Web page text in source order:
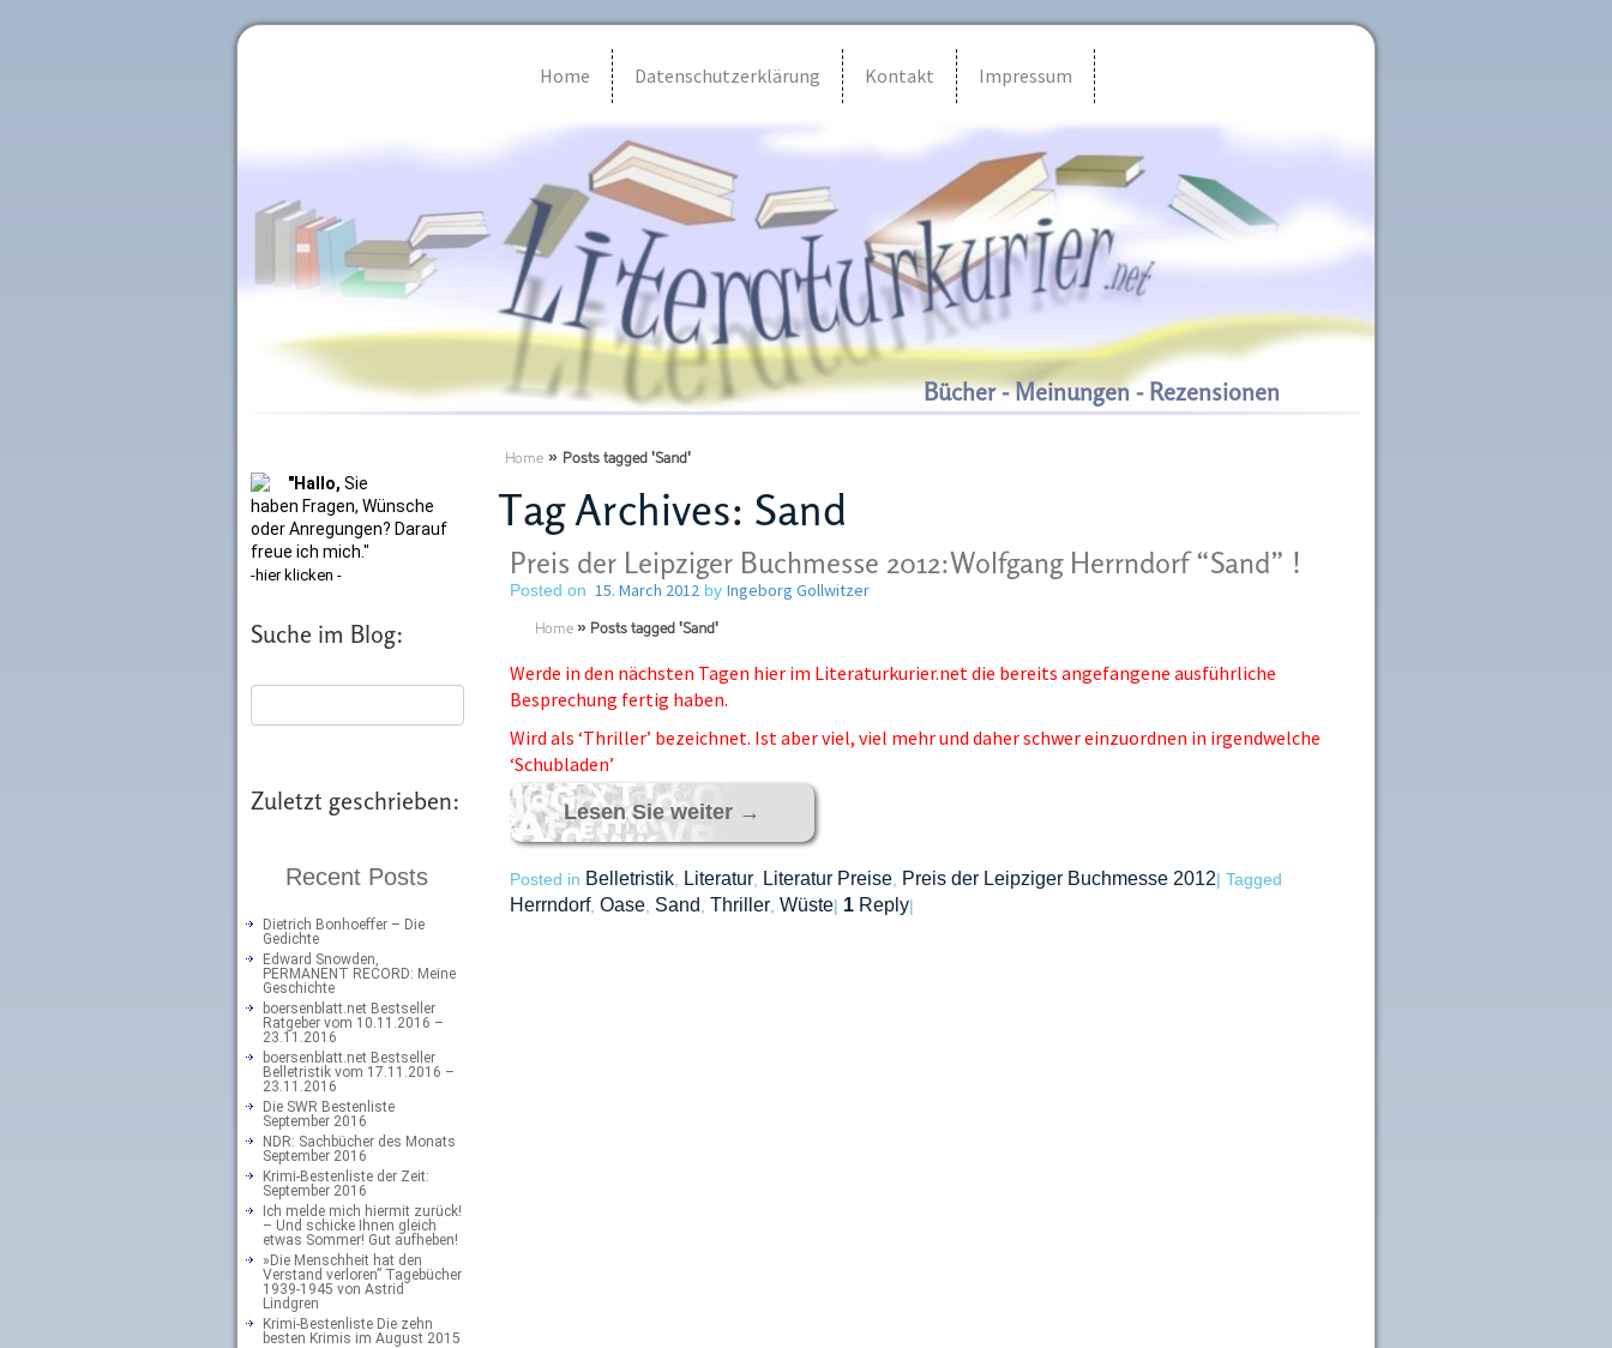
Home Datenschutzerklärung Kontakt Impressum
Bücher - Meinungen - Rezensionen
"Hallo, Sie
haben Fragen, Wünsche
oder Anregungen? Darauf
freue ich mich."
-hier klicken -
Suche im Blog:
Zuletzt geschrieben:
Recent Posts
Dietrich Bonhoeffer – Die
Gedichte
Edward Snowden,
PERMANENT RECORD: Meine
Geschichte
boersenblatt.net Bestseller
Ratgeber vom 10.11.2016 –
23.11.2016
boersenblatt.net Bestseller
Belletristik vom 17.11.2016 –
23.11.2016
Die SWR Bestenliste
September 2016
NDR: Sachbücher des Monats
September 2016
Krimi-Bestenliste der Zeit:
September 2016
Ich melde mich hiermit zurück!
– Und schicke Ihnen gleich
etwas Sommer! Gut aufheben!
»Die Menschheit hat den
Verstand verloren” Tagebücher
1939-1945 von Astrid
Lindgren
Krimi-Bestenliste Die zehn
besten Krimis im August 2015
Home » Posts tagged 'Sand'
Tag Archives: Sand
Preis der Leipziger Buchmesse 2012:Wolfgang Herrndorf “Sand” !
Posted on 15. March 2012 by Ingeborg Gollwitzer
Home » Posts tagged 'Sand'
Werde in den nächsten Tagen hier im Literaturkurier.net die bereits angefangene ausführliche
Besprechung fertig haben.
Wird als ‘Thriller’ bezeichnet. Ist aber viel, viel mehr und daher schwer einzuordnen in irgendwelche
‘Schubladen’
Lesen Sie weiter →
Posted in Belletristik, Literatur, Literatur Preise, Preis der Leipziger Buchmesse 2012| Tagged
Herrndorf, Oase, Sand Thriller, Wüste| 1Reply|